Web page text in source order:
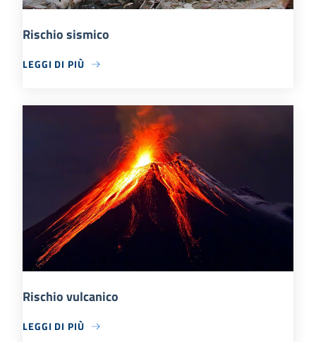
Rischio sismico
LEGGI DI PIÙ
Rischio vulcanico
LEGGI DI PIÙ